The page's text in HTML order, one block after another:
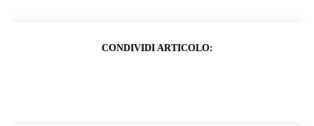
CONDIVIDI ARTICOLO: